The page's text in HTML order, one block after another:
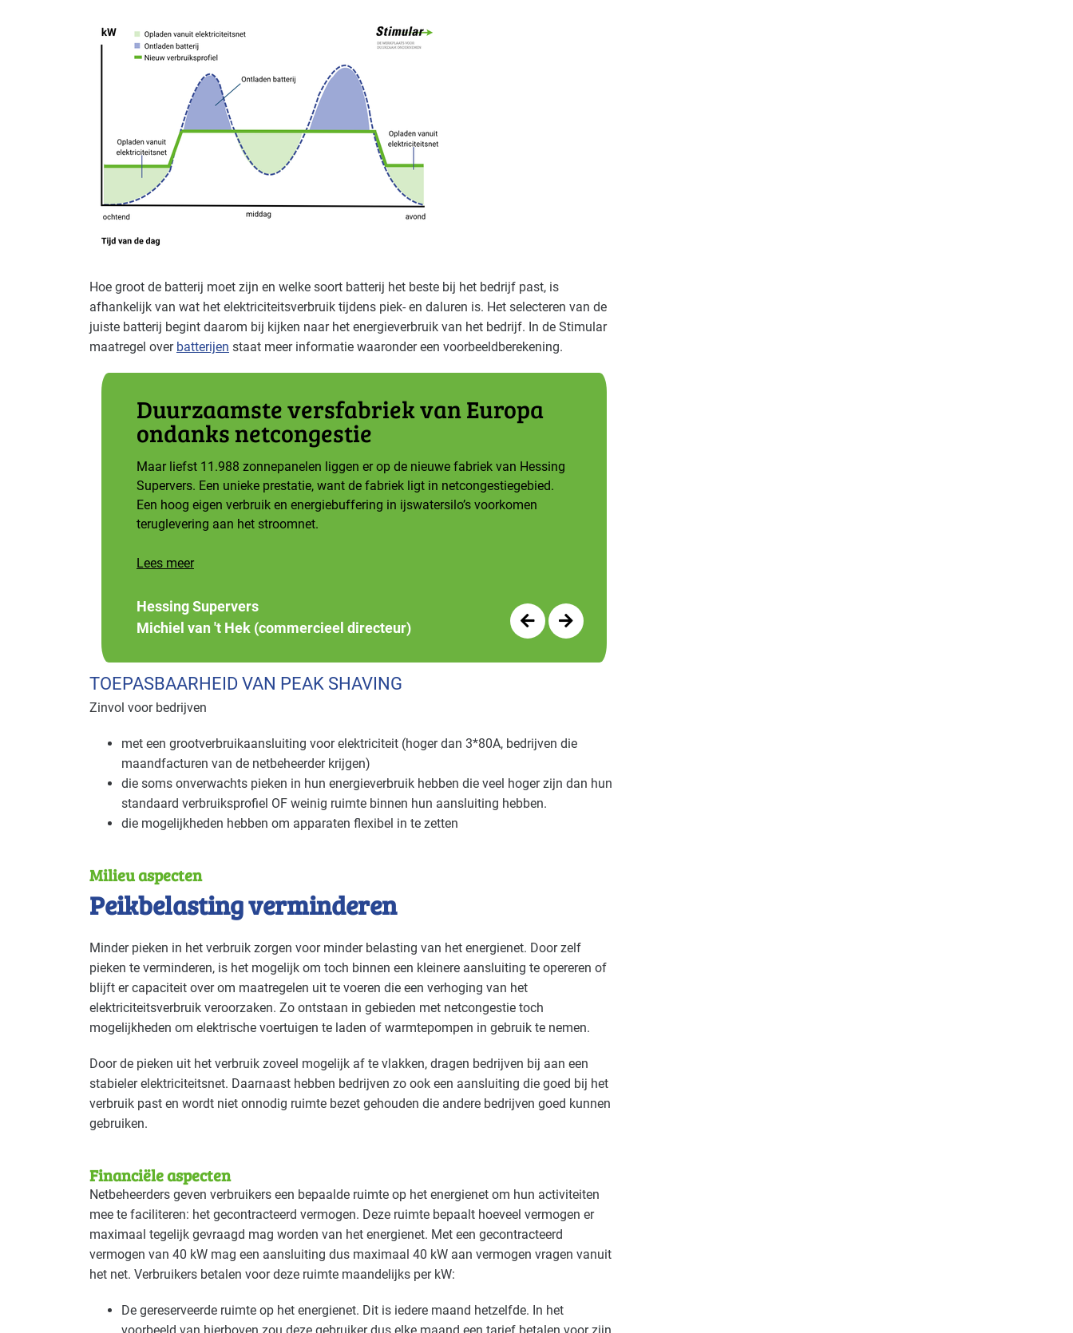
Hoe groot de batterij moet zijn en welke soort batterij het beste bij het bedrijf past, is
afhankelijk van wat het elektriciteitsverbruik tijdens piek- en daluren is. Het selecteren van de
juiste batterij begint daarom bij kijken naar het energieverbruik van het bedrijf. In de Stimular
maatregel over batterijen staat meer informatie waaronder een voorbeeldberekening.
Duurzaamste versfabriek van Europa
ondanks netcongestie
Maar liefst 11.988 zonnepanelen liggen er op de nieuwe fabriek van Hessing
Supervers. Een unieke prestatie, want de fabriek ligt in netcongestiegebied.
Een hoog eigen verbruik en energiebuffering in ijswatersilo’s voorkomen
teruglevering aan het stroomnet.
Lees meer
Hessing Supervers
Michiel van 't Hek (commercieel directeur)
TOEPASBAARHEID VAN PEAK SHAVING
Zinvol voor bedrijven
met een grootverbruikaansluiting voor elektriciteit (hoger dan 3*80A, bedrijven die
maandfacturen van de netbeheerder krijgen)
die soms onverwachts pieken in hun energieverbruik hebben die veel hoger zijn dan hun
standaard verbruiksprofiel OF weinig ruimte binnen hun aansluiting hebben.
die mogelijkheden hebben om apparaten flexibel in te zetten
Milieu aspecten
Peikbelasting verminderen
Minder pieken in het verbruik zorgen voor minder belasting van het energienet. Door zelf
pieken te verminderen, is het mogelijk om toch binnen een kleinere aansluiting te opereren of
blijft er capaciteit over om maatregelen uit te voeren die een verhoging van het
elektriciteitsverbruik veroorzaken. Zo ontstaan in gebieden met netcongestie toch
mogelijkheden om elektrische voertuigen te laden of warmtepompen in gebruik te nemen.
Door de pieken uit het verbruik zoveel mogelijk af te vlakken, dragen bedrijven bij aan een
stabieler elektriciteitsnet. Daarnaast hebben bedrijven zo ook een aansluiting die goed bij het
verbruik past en wordt niet onnodig ruimte bezet gehouden die andere bedrijven goed kunnen
gebruiken.
Financiële aspecten
Netbeheerders geven verbruikers een bepaalde ruimte op het energienet om hun activiteiten
mee te faciliteren: het gecontracteerd vermogen. Deze ruimte bepaalt hoeveel vermogen er
maximaal tegelijk gevraagd mag worden van het energienet. Met een gecontracteerd
vermogen van 40 kW mag een aansluiting dus maximaal 40 kW aan vermogen vragen vanuit
het net. Verbruikers betalen voor deze ruimte maandelijks per kW:
De gereserveerde ruimte op het energienet. Dit is iedere maand hetzelfde. In het